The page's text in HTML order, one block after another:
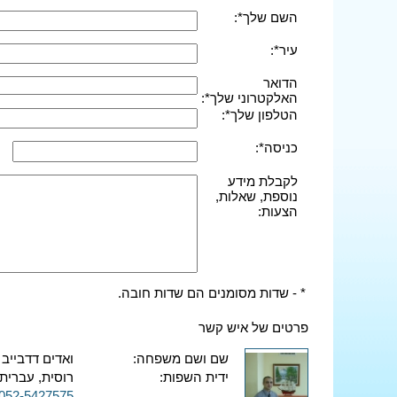
השם שלך*:
עיר*:
הדואר
האלקטרוני שלך*:
הטלפון שלך*:
כניסה*:
לקבלת מידע
נוספת, שאלות,
הצעות:
* - שדות מסומנים הם שדות חובה.
פרטים של איש קשר
שם ושם משפחה:
ואדים דדבייב
ידית השפות:
רוסית,